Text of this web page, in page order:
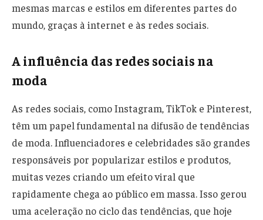
mesmas marcas e estilos em diferentes partes do
mundo, graças à internet e às redes sociais.
A influência das redes sociais na
moda
As redes sociais, como Instagram, TikTok e Pinterest,
têm um papel fundamental na difusão de tendências
de moda. Influenciadores e celebridades são grandes
responsáveis por popularizar estilos e produtos,
muitas vezes criando um efeito viral que
rapidamente chega ao público em massa. Isso gerou
uma aceleração no ciclo das tendências, que hoje